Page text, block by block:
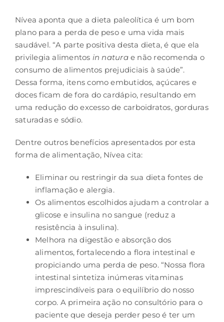
Nívea aponta que a dieta paleolítica é um bom
plano para a perda de peso e uma vida mais
saudável. “A parte positiva desta dieta, é que ela
privilegia alimentos in natura e não recomenda o
consumo de alimentos prejudiciais à saúde”.
Dessa forma, itens como embutidos, açúcares e
doces ficam de fora do cardápio, resultando em
uma redução do excesso de carboidratos, gorduras
saturadas e sódio.
Dentre outros benefícios apresentados por esta
forma de alimentação, Nívea cita:
Eliminar ou restringir da sua dieta fontes de
inflamação e alergia.
Os alimentos escolhidos ajudam a controlar a
glicose e insulina no sangue (reduz a
resistência à insulina).
Melhora na digestão e absorção dos
alimentos, fortalecendo a flora intestinal e
propiciando uma perda de peso. “Nossa flora
intestinal sintetiza inúmeras vitaminas
imprescindíveis para o equilíbrio do nosso
corpo. A primeira ação no consultório para o
paciente que deseja perder peso é ter um